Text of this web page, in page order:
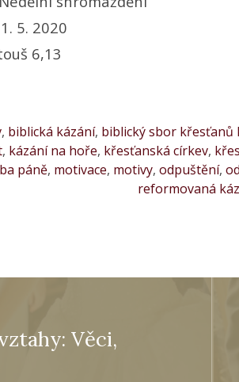
5. 2020
6,13
, biblická kázání, biblický sbor křesťanů
, kázání na hoře, křesťanská církev,
páně, motivace, motivy, odpuštění,
reformovaná
Věci,